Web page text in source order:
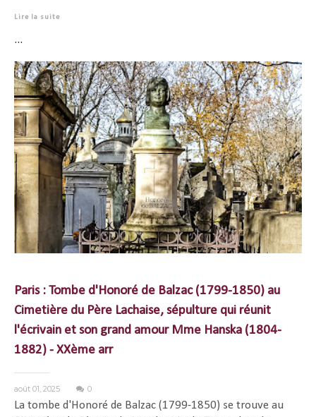
Lire la suite
...
Paris : Tombe d'Honoré de Balzac (1799-1850) au
Cimetière du Père Lachaise, sépulture qui réunit
l'écrivain et son grand amour Mme Hanska (1804-
1882) - XXème arr
août 01, 2025 0
La tombe d'Honoré de Balzac (1799-1850) se trouve au